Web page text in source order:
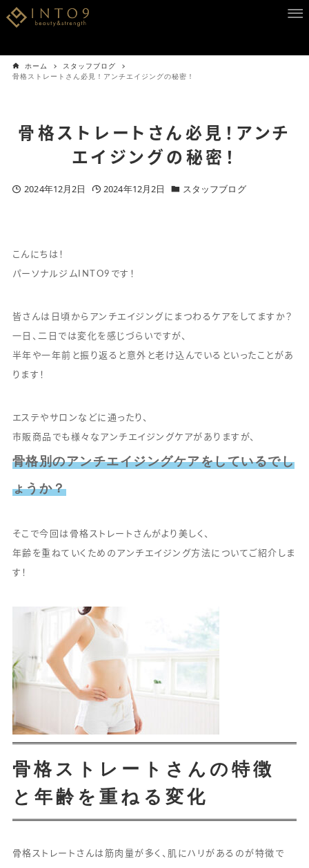
ホーム
スタッフブログ
骨格ストレートさん必見！アンチエイジングの秘密！
骨格ストレートさん必見！アンチ
エイジングの秘密！
2024年12月2日 2024年12月2日 スタッフブログ
こんにちは！
パーソナルジムINTO9です！
皆さんは日頃からアンチエイジングにまつわるケアをしてますか？
一日、二日では変化を感じづらいですが、
半年や一年前と振り返ると意外と老け込んでいるといったことがあ
ります！
エステやサロンなどに通ったり、
市販商品でも様々なアンチエイジングケアがありますが、
骨格別のアンチエイジングケアをしているでし
ょうか？
そこで今回は骨格ストレートさんがより美しく、
年齢を重ねていくためのアンチエイジング方法についてご紹介しま
す！
骨格ストレートさんの特徴
と年齢を重ねる変化
骨格ストレートさんは筋肉量が多く、肌にハリがあるのが特徴で